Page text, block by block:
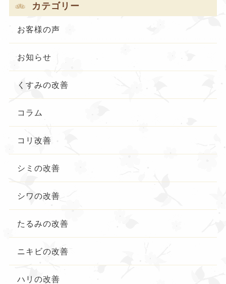
カテゴリー
お客様の声
お知らせ
くすみの改善
コラム
コリ改善
シミの改善
シワの改善
たるみの改善
ニキビの改善
ハリの改善